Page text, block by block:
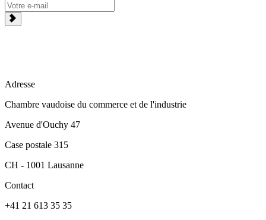
Adresse
Chambre vaudoise du commerce et de l'industrie
Avenue d'Ouchy 47
Case postale 315
CH - 1001 Lausanne
Contact
+41 21 613 35 35